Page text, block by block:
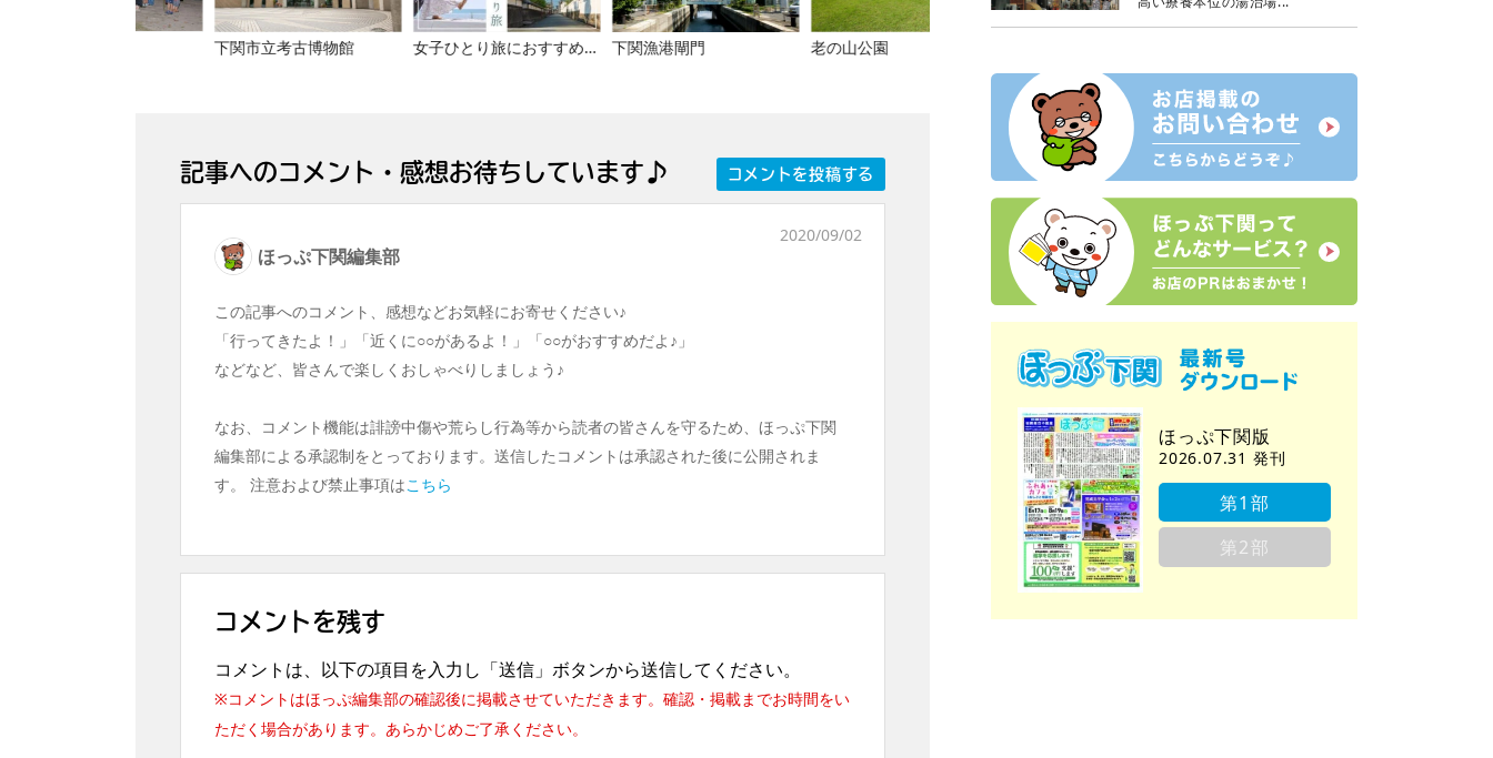
下関市立考古博物館 女子ひとり旅におすすめ！山口県で“心が整う”癒し旅ガイド 下関漁港閘門 老の山公園
記事へのコメント・感想お待ちしています♪ コメントを投稿する
ほっぷ下関編集部
2020/09/02
この記事へのコメント、感想などお気軽にお寄せください♪
「行ってきたよ！」「近くに○○があるよ！」「○○がおすすめだよ♪」
などなど、皆さんで楽しくおしゃべりしましょう♪
なお、コメント機能は誹謗中傷や荒らし行為等から読者の皆さんを守るため、ほっぷ下関
編集部による承認制をとっております。送信したコメントは承認された後に公開されま
す。 注意および禁止事項はこちら
コメントを残す
コメントは、以下の項目を入力し「送信」ボタンから送信してください。
※コメントはほっぷ編集部の確認後に掲載させていただきます。確認・掲載までお時間をい
ただく場合があります。あらかじめご了承ください。
ほっぷ下関版
2026.07.31 発刊
第1部
第2部